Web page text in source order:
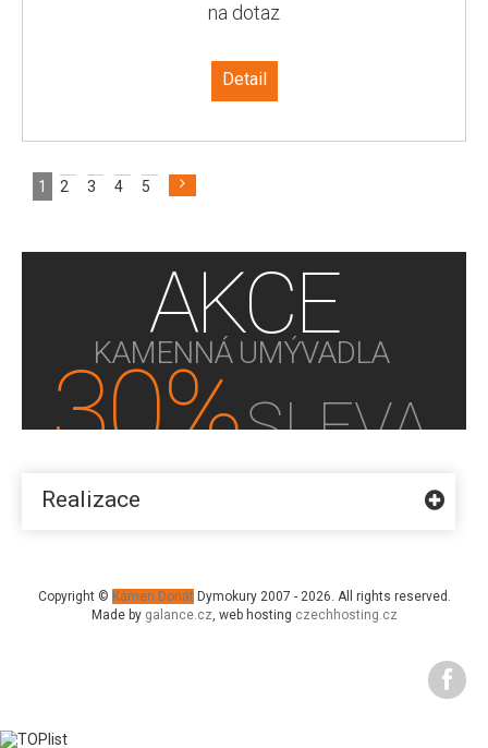
na dotaz
Detail
1 2 3 4 5
AKCE
KAMENNÁ UMÝVADLA
30%SLEVA
Realizace
Copyright © Kámen Donát Dymokury 2007 - 2026. All rights reserved.
Made by galance.cz, web hosting czechhosting.cz